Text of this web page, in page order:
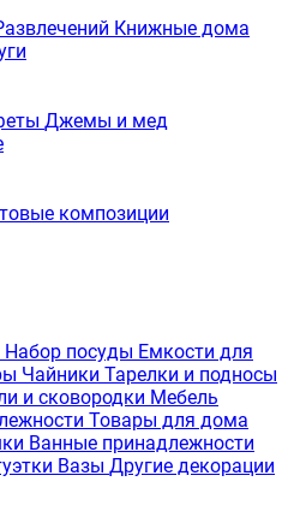
Книжные дома
Джемы и мед
композиции
Набор посуды Емкости для
Чайники Тарелки и подносы
и сковородки Мебель
Товары для дома
Ванные принадлежности
Вазы Другие декорации